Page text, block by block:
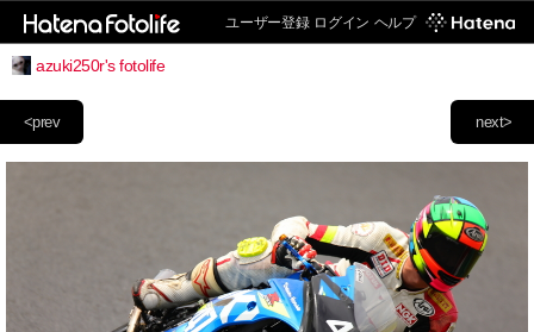
ユーザー登録 ログイン ヘルプ
azuki250r's fotolife
next>
<prev